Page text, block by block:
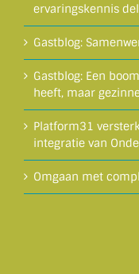
ervaringskennis
Gastblog:
Gastblog: Een
heeft, maar
Platform31
integratie van
Omgaan met